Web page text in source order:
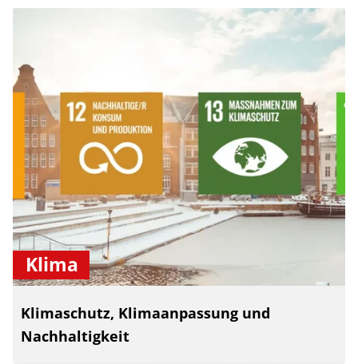
Klima
Klimaschutz, Klimaanpassung und
Nachhaltigkeit